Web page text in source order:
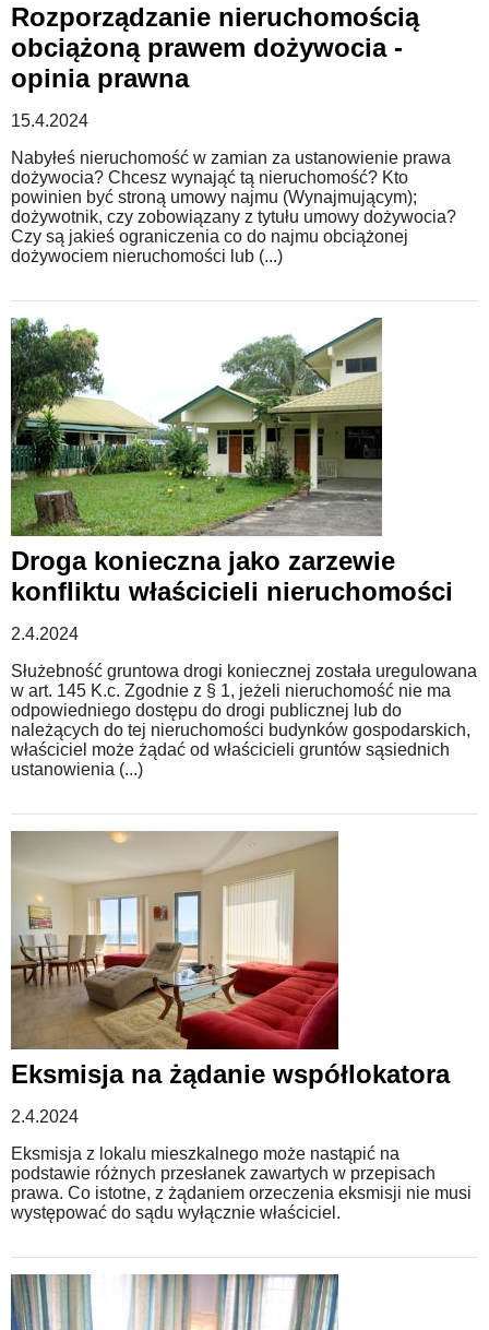
Rozporządzanie nieruchomością
obciążoną prawem dożywocia -
opinia prawna
15.4.2024
Nabyłeś nieruchomość w zamian za ustanowienie prawa
dożywocia? Chcesz wynająć tą nieruchomość? Kto
powinien być stroną umowy najmu (Wynajmującym);
dożywotnik, czy zobowiązany z tytułu umowy dożywocia?
Czy są jakieś ograniczenia co do najmu obciążonej
dożywociem nieruchomości lub (...)
Droga konieczna jako zarzewie
konfliktu właścicieli nieruchomości
2.4.2024
Służebność gruntowa drogi koniecznej została uregulowana
w art. 145 K.c. Zgodnie z § 1, jeżeli nieruchomość nie ma
odpowiedniego dostępu do drogi publicznej lub do
należących do tej nieruchomości budynków gospodarskich,
właściciel może żądać od właścicieli gruntów sąsiednich
ustanowienia (...)
Eksmisja na żądanie współlokatora
2.4.2024
Eksmisja z lokalu mieszkalnego może nastąpić na
podstawie różnych przesłanek zawartych w przepisach
prawa. Co istotne, z żądaniem orzeczenia eksmisji nie musi
występować do sądu wyłącznie właściciel.